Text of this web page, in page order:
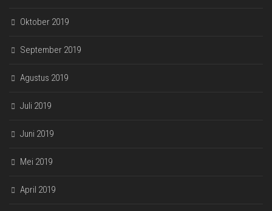
Oktober 2019
September 2019
Agustus 2019
Juli 2019
Juni 2019
Mei 2019
April 2019